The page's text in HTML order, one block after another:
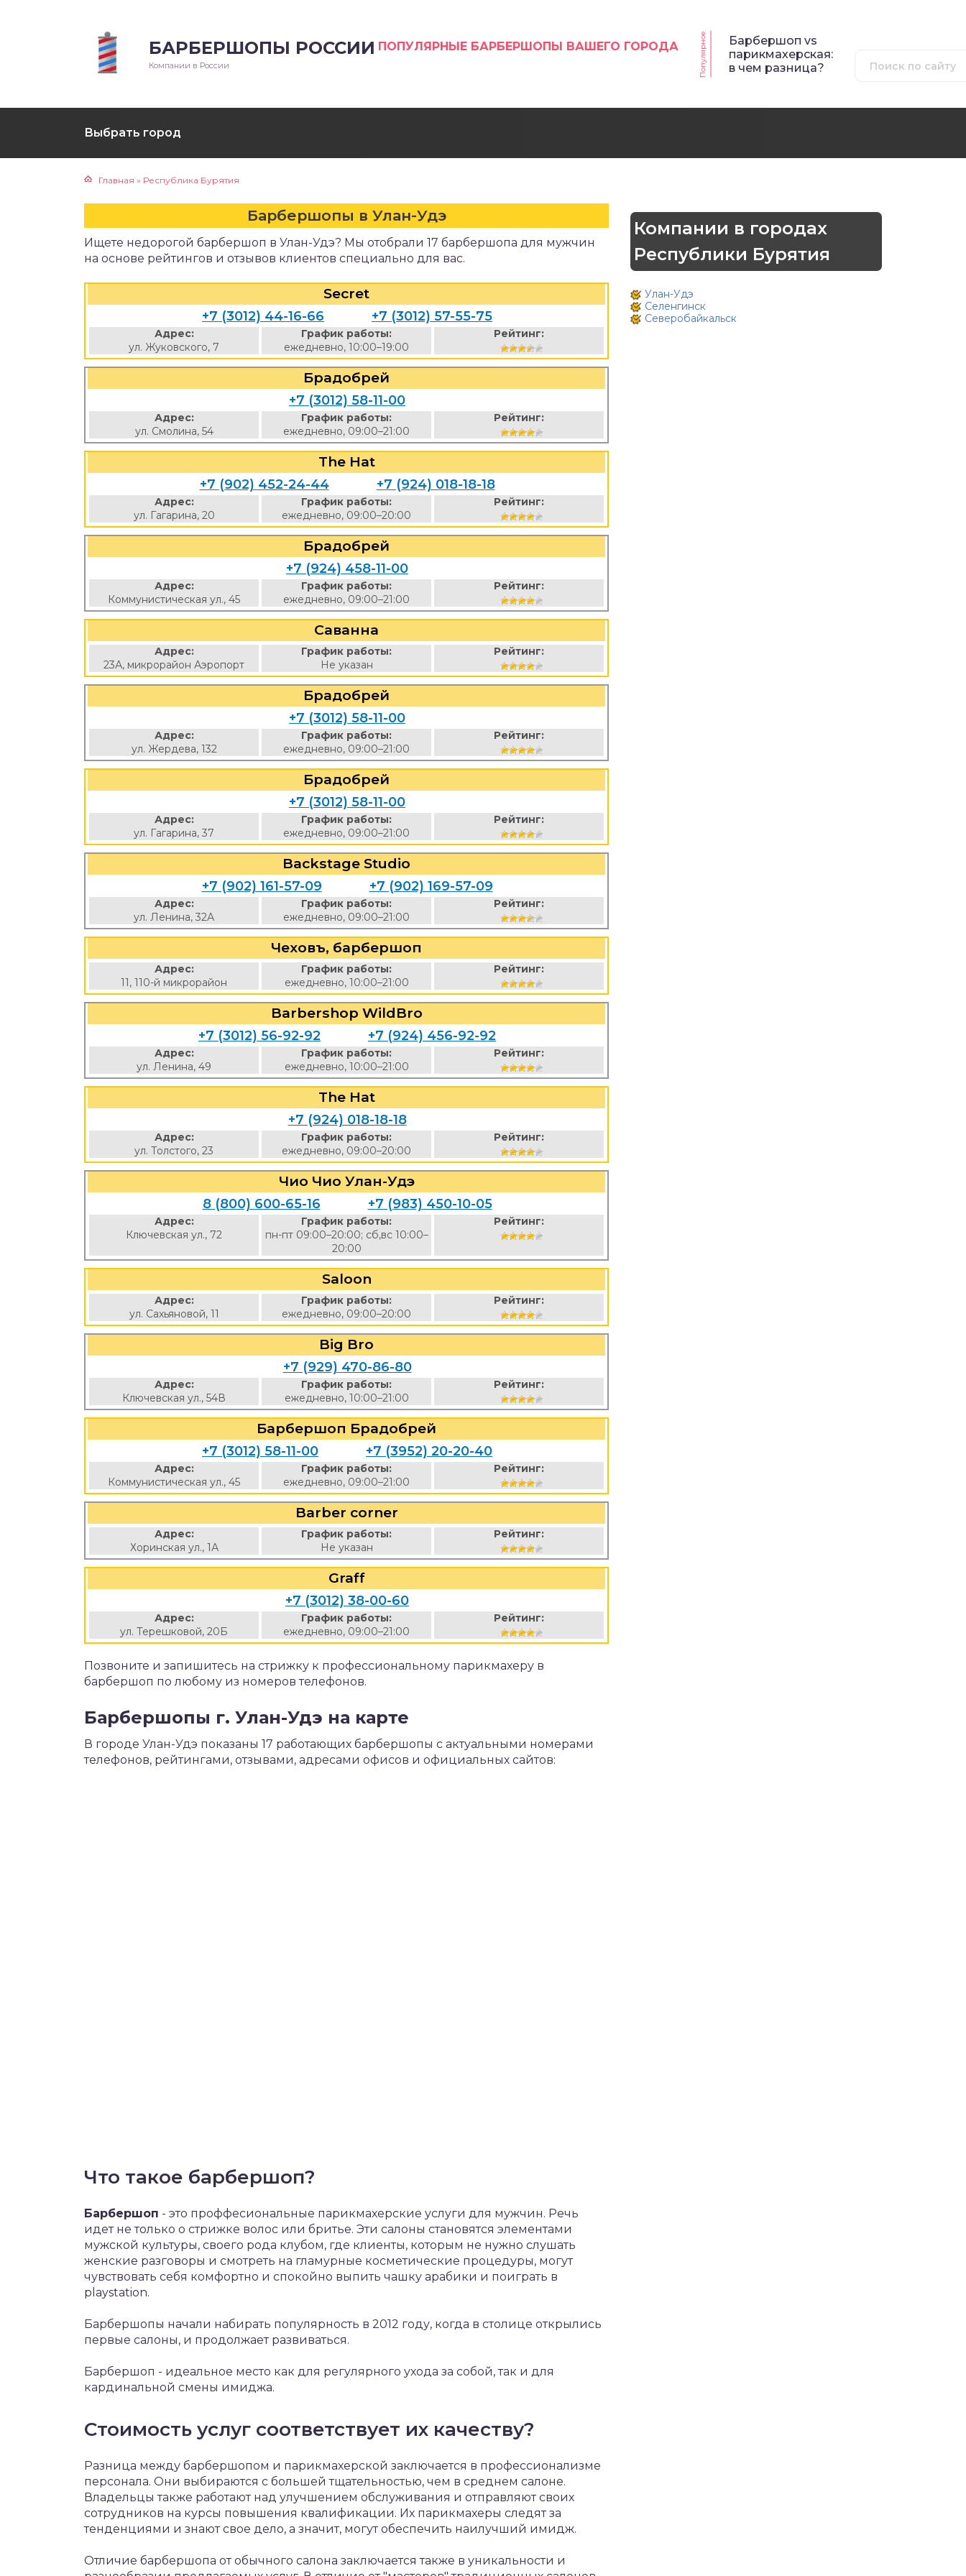
БАРБЕРШОПЫ РОССИИ ПОПУЛЯРНЫЕ БАРБЕРШОПЫ ВАШЕГО ГОРОДА
Компании в России Популярное
Барбершоп vs
парикмахерская:
в чем разница?
Выбрать город
Главная » Республика Бурятия
Барбершопы в Улан-Удэ
Ищете недорогой барбершоп в Улан-Удэ? Мы отобрали 17 барбершопа для мужчин
на основе рейтингов и отзывов клиентов специально для вас.
Secret
+7 (3012) 44-16-66 +7 (3012) 57-55-75
Адрес:
ул. Жуковского, 7
График работы:
ежедневно, 10:00–19:00
Рейтинг:
Брадобрей
+7 (3012) 58-11-00
Адрес:
ул. Смолина, 54
График работы:
ежедневно, 09:00–21:00
Рейтинг:
The Hat
+7 (902) 452-24-44 +7 (924) 018-18-18
Адрес:
ул. Гагарина, 20
График работы:
ежедневно, 09:00–20:00
Рейтинг:
Брадобрей
+7 (924) 458-11-00
Адрес:
Коммунистическая ул., 45
График работы:
ежедневно, 09:00–21:00
Рейтинг:
Саванна
Адрес:
23А, микрорайон Аэропорт
График работы:
Не указан
Рейтинг:
Брадобрей
+7 (3012) 58-11-00
Адрес:
ул. Жердева, 132
График работы:
ежедневно, 09:00–21:00
Рейтинг:
Брадобрей
+7 (3012) 58-11-00
Адрес:
ул. Гагарина, 37
График работы:
ежедневно, 09:00–21:00
Рейтинг:
Backstage Studio
+7 (902) 161-57-09 +7 (902) 169-57-09
Адрес:
ул. Ленина, 32А
График работы:
ежедневно, 09:00–21:00
Рейтинг:
Чеховъ, барбершоп
Адрес:
11, 110-й микрорайон
График работы:
ежедневно, 10:00–21:00
Рейтинг:
Barbershop WildBro
+7 (3012) 56-92-92 +7 (924) 456-92-92
Адрес:
ул. Ленина, 49
График работы:
ежедневно, 10:00–21:00
Рейтинг:
The Hat
+7 (924) 018-18-18
Адрес:
ул. Толстого, 23
График работы:
ежедневно, 09:00–20:00
Рейтинг:
Чио Чио Улан-Удэ
8 (800) 600-65-16 +7 (983) 450-10-05
Адрес:
Ключевская ул., 72
График работы:
пн-пт 09:00–20:00; сб,вс 10:00–
20:00
Рейтинг:
Saloon
Адрес:
ул. Сахьяновой, 11
График работы:
ежедневно, 09:00–20:00
Рейтинг:
Big Bro
+7 (929) 470-86-80
Адрес:
Ключевская ул., 54В
График работы:
ежедневно, 10:00–21:00
Рейтинг:
Барбершоп Брадобрей
+7 (3012) 58-11-00 +7 (3952) 20-20-40
Адрес:
Коммунистическая ул., 45
График работы:
ежедневно, 09:00–21:00
Рейтинг:
Barber corner
Адрес:
Хоринская ул., 1А
График работы:
Не указан
Рейтинг:
Graff
+7 (3012) 38-00-60
Адрес:
ул. Терешковой, 20Б
График работы:
ежедневно, 09:00–21:00
Рейтинг:
Позвоните и запишитесь на стрижку к профессиональному парикмахеру в
барбершоп по любому из номеров телефонов.
Барбершопы г. Улан-Удэ на карте
В городе Улан-Удэ показаны 17 работающих барбершопы с актуальными номерами
телефонов, рейтингами, отзывами, адресами офисов и официальных сайтов:
Что такое барбершоп?
Барбершоп - это проффесиональные парикмахерские услуги для мужчин. Речь
идет не только о стрижке волос или бритье. Эти салоны становятся элементами
мужской культуры, своего рода клубом, где клиенты, которым не нужно слушать
женские разговоры и смотреть на гламурные косметические процедуры, могут
чувствовать себя комфортно и спокойно выпить чашку арабики и поиграть в
playstation.
Барбершопы начали набирать популярность в 2012 году, когда в столице открылись
первые салоны, и продолжает развиваться.
Барбершоп - идеальное место как для регулярного ухода за собой, так и для
кардинальной смены имиджа.
Стоимость услуг соответствует их качеству?
Разница между барбершопом и парикмахерской заключается в профессионализме
персонала. Они выбираются с большей тщательностью, чем в среднем салоне.
Владельцы также работают над улучшением обслуживания и отправляют своих
сотрудников на курсы повышения квалификации. Их парикмахеры следят за
тенденциями и знают свое дело, а значит, могут обеспечить наилучший имидж.
Отличие барбершопа от обычного салона заключается также в уникальности и
Компании в городах
Республики Бурятия
Улан-Удэ
Селенгинск
Северобайкальск